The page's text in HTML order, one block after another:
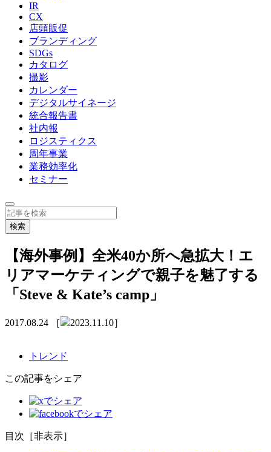
IR
CX
店頭販促
ブランディング
SDGs
カタログ
撮影
カレンダー
デジタルサイネージ
統合報告書
社内報
ロジスティクス
周年事業
業務効率化
セミナー
【海外事例】全米40か所へ急拡大！エ
リアマーケティングで親子を魅了する
「Steve & Kate’s camp」
2017.08.24 ［ 2023.11.10］
トレンド
この記事をシェア
目次 ［非表示］